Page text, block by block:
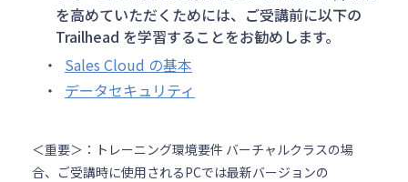
を高めていただくためには、ご受講前に以下の
Trailhead を学習することをお勧めします。
・ Sales Cloud の基本
・ データセキュリティ
＜重要＞：トレーニング環境要件 バーチャルクラスの場
合、ご受講時に使用されるPCでは最新バージョンの